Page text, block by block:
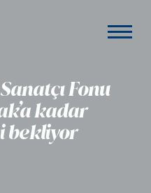
Fonu
kadar
bekliyor